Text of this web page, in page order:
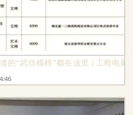
的“武信模样”都在这里 | 工程电脑